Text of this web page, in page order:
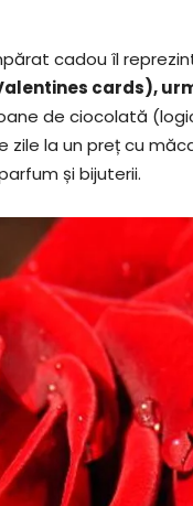
cadou îl
cards),
de ciocolată
la un preț cu
și bijuterii.